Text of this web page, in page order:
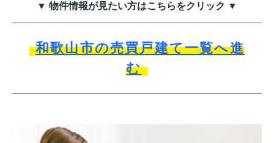
▼ 物件情報が見たい方はこちらをクリック ▼
和歌山市の売買戸建て一覧へ進
む